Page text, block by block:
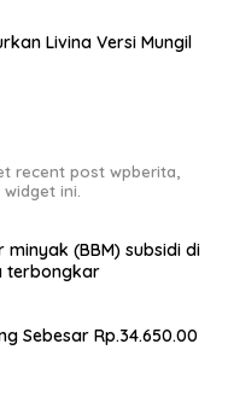
Livina Versi Mungil
recent post wpberita,
ini.
(BBM) subsidi di
terbongkar
Sebesar Rp.34.650.00